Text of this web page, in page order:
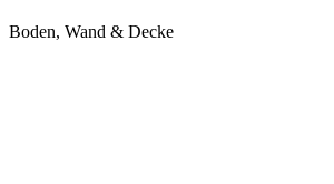
Boden, Wand & Decke